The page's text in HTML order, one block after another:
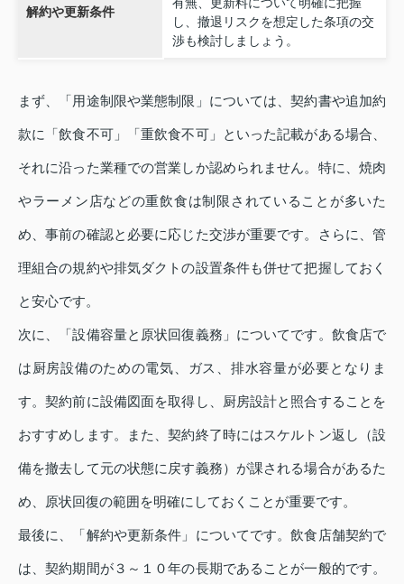
解約や更新条件
し、撤退リスクを想定した条項の交
渉も検討しましょう。
まず、「用途制限や業態制限」については、契約書や追加約
款に「飲食不可」「重飲食不可」といった記載がある場合、
それに沿った業種での営業しか認められません。特に、焼肉
やラーメン店などの重飲食は制限されていることが多いた
め、事前の確認と必要に応じた交渉が重要です。さらに、管
理組合の規約や排気ダクトの設置条件も併せて把握しておく
と安心です。
次に、「設備容量と原状回復義務」についてです。飲食店で
は厨房設備のための電気、ガス、排水容量が必要となりま
す。契約前に設備図面を取得し、厨房設計と照合することを
おすすめします。また、契約終了時にはスケルトン返し（設
備を撤去して元の状態に戻す義務）が課される場合があるた
め、原状回復の範囲を明確にしておくことが重要です。
最後に、「解約や更新条件」についてです。飲食店舗契約で
は、契約期間が３～１０年の長期であることが一般的です。